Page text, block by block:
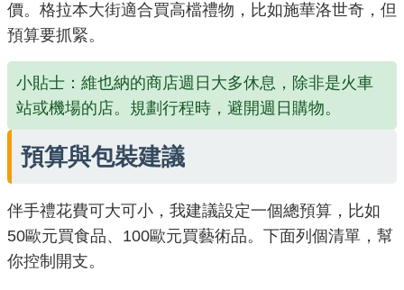
價。格拉本大街適合買高檔禮物，比如施華洛世奇，但
預算要抓緊。
小貼士：維也納的商店週日大多休息，除非是火車
站或機場的店。規劃行程時，避開週日購物。
預算與包裝建議
伴手禮花費可大可小，我建議設定一個總預算，比如
50歐元買食品、100歐元買藝術品。下面列個清單，幫
你控制開支。